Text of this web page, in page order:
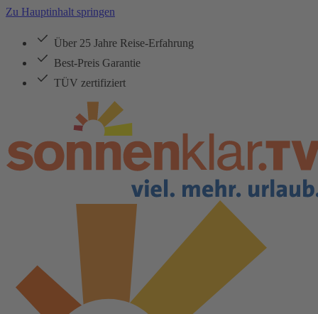
Zu Hauptinhalt springen
Über 25 Jahre Reise-Erfahrung
Best-Preis Garantie
TÜV zertifiziert